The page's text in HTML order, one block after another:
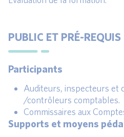
PUBLIC ET PRÉ-REQUIS
Participants
Auditeurs, inspecteurs et
/contrôleurs comptables.
Commissaires aux
Supports et moyens